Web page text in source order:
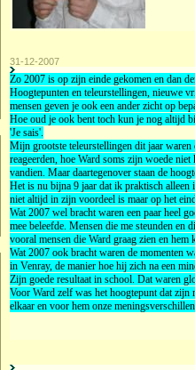
31-12-2007
Zo 2007 is op zijn einde gekomen en dan
Hoogtepunten en teleurstellingen, nieuwe
mensen geven je ook een ander zicht op
Hoe oud je ook bent toch kun je nog altijd
'Je sais'.
Mijn grootste teleurstellingen dit jaar waren
reageerden, hoe Ward soms zijn woede
vandien. Maar daartegenover staan de
Het is nu bijna 9 jaar dat ik praktisch alleen
niet altijd in zijn voordeel is maar op het
Wat 2007 wel bracht waren een paar heel
mee beleefde. Mensen die me steunden en
vooral mensen die Ward graag zien en hem
Wat 2007 ook bracht waren de momenten
in Venray, de manier hoe hij zich na een
Zijn goede resultaat in school. Dat waren
Voor Ward zelf was het hoogtepunt dat zijn
elkaar en voor hem onze